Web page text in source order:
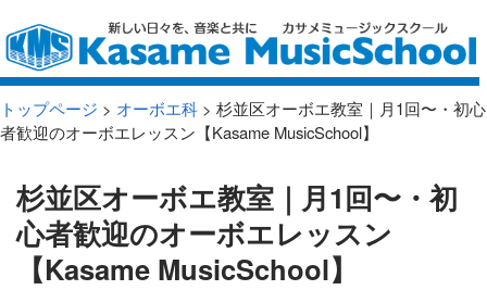
トップページ > オーボエ科 > 杉並区オーボエ教室｜月1回〜・初心
者歓迎のオーボエレッスン【Kasame MusicSchool】
杉並区オーボエ教室｜月1回〜・初
心者歓迎のオーボエレッスン
【Kasame MusicSchool】